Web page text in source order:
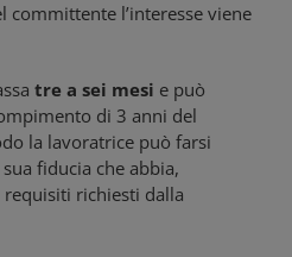
committente l’interesse viene
tre a sei mesi e può
di 3 anni del
la lavoratrice può farsi
fiducia che abbia,
richiesti dalla